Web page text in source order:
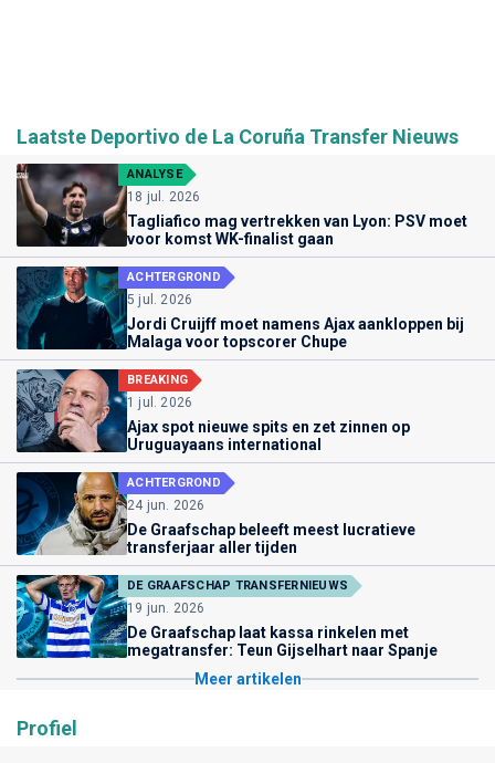
Laatste Deportivo de La Coruña Transfer Nieuws
ANALYSE
18 jul. 2026
Tagliafico mag vertrekken van Lyon: PSV moet
voor komst WK-finalist gaan
ACHTERGROND
5 jul. 2026
Jordi Cruijff moet namens Ajax aankloppen bij
Malaga voor topscorer Chupe
BREAKING
1 jul. 2026
Ajax spot nieuwe spits en zet zinnen op
Uruguayaans international
ACHTERGROND
24 jun. 2026
De Graafschap beleeft meest lucratieve
transferjaar aller tijden
DE GRAAFSCHAP TRANSFERNIEUWS
19 jun. 2026
De Graafschap laat kassa rinkelen met
megatransfer: Teun Gijselhart naar Spanje
Meer artikelen
Profiel